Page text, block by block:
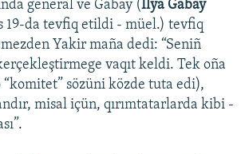
general ve Gabay (İlya Gabay
19-da tevfiq etildi - müel.) tevfiq
Yakir maña dedi: “Seniñ
vaqıt keldi. Tek oña
“komitet” sözüni közde tuta edi),
misal içün, qırımtatarlarda kibi -